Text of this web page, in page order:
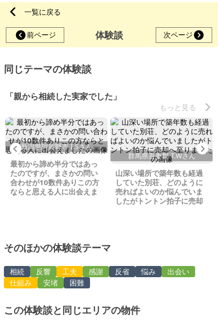
一覧に戻る
前ページ 体験談 次ページ
同じテーマの体験談
「親から相続した実家でした」
もっと見る
Previous
新潟県阿賀野市 I.Sさん
最初から諦め半分ではあっ
たのですが、まさかの問い
合わせが10数件ありこの方
ならと思える人に出会えま
群馬県吾妻郡 T.Wさん
山深い場所で築年数も経過
していた別荘、どのように
売ればよいのか悩んでいま
したがトントン拍子に売却
そのほかの体験談テーマ
相続 反響 工夫 感謝 反省 悩み
出会い
仕組み
安堵 困難
この体験談と同じエリアの物件